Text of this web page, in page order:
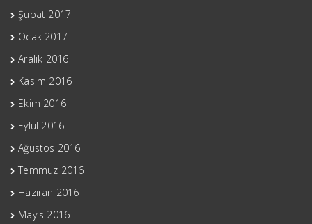
Şubat 2017
Ocak 2017
Aralık 2016
Kasım 2016
Ekim 2016
Eylül 2016
Ağustos 2016
Temmuz 2016
Haziran 2016
Mayıs 2016